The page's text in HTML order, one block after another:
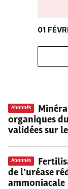
01
Abonnés
organiques
validées sur
Abonnés
de l’uréase
ammoniacale